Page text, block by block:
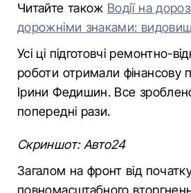
Читайте також Водії на
дорожніми знаками:
Усі ці підготовчі ремонтно-
роботи отримали фінансову
Ірини Федишин. Все
попередні рази.
Скриншот: Авто24
Загалом на фронт від
повномасштабного